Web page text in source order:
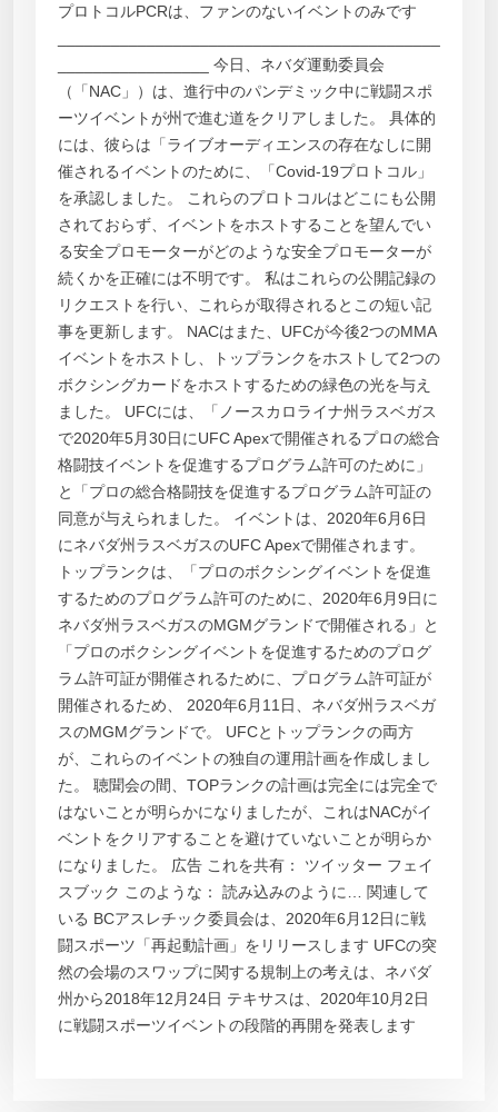
プロトコルPCRは、ファンのないイベントのみです
_________________ 今日、ネバダ運動委員会
（「NAC」）は、進行中のパンデミック中に戦闘スポ
ーツイベントが州で進む道をクリアしました。 具体的
には、彼らは「ライブオーディエンスの存在なしに開
催されるイベントのために、「Covid-19プロトコル」
を承認しました。 これらのプロトコルはどこにも公開
されておらず、イベントをホストすることを望んでい
る安全プロモーターがどのような安全プロモーターが
続くかを正確には不明です。 私はこれらの公開記録の
リクエストを行い、これらが取得されるとこの短い記
事を更新します。 NACはまた、UFCが今後2つのMMA
イベントをホストし、トップランクをホストして2つの
ボクシングカードをホストするための緑色の光を与え
ました。 UFCには、「ノースカロライナ州ラスベガス
で2020年5月30日にUFC Apexで開催されるプロの総合
格闘技イベントを促進するプログラム許可のために」
と「プロの総合格闘技を促進するプログラム許可証の
同意が与えられました。 イベントは、2020年6月6日
にネバダ州ラスベガスのUFC Apexで開催されます。
トップランクは、「プロのボクシングイベントを促進
するためのプログラム許可のために、2020年6月9日に
ネバダ州ラスベガスのMGMグランドで開催される」と
「プロのボクシングイベントを促進するためのプログ
ラム許可証が開催されるために、プログラム許可証が
開催されるため、 2020年6月11日、ネバダ州ラスベガ
スのMGMグランドで。 UFCとトップランクの両方
が、これらのイベントの独自の運用計画を作成しまし
た。 聴聞会の間、TOPランクの計画は完全には完全で
はないことが明らかになりましたが、これはNACがイ
ベントをクリアすることを避けていないことが明らか
になりました。 広告 これを共有： ツイッター フェイ
スブック このような： 読み込みのように… 関連して
いる BCアスレチック委員会は、2020年6月12日に戦
闘スポーツ「再起動計画」をリリースします UFCの突
然の会場のスワップに関する規制上の考えは、ネバダ
州から2018年12月24日 テキサスは、2020年10月2日
に戦闘スポーツイベントの段階的再開を発表します